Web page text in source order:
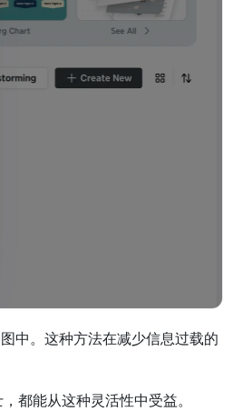
中。这种方法在减少信息过载的
都能从这种灵活性中受益。